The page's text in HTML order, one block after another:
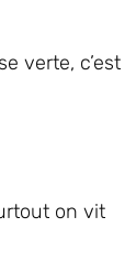
verte, c’est
on vit